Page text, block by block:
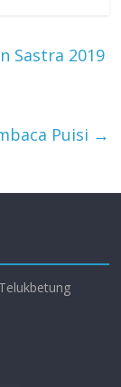
Sastra 2019
Puisi →